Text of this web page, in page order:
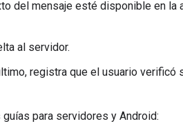
del mensaje esté disponible en la
al servidor.
registra que el usuario verificó
para servidores y Android: